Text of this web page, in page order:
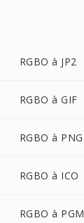
RGBO à JP2
RGBO à GIF
RGBO à PNG
RGBO à ICO
RGBO à PGM